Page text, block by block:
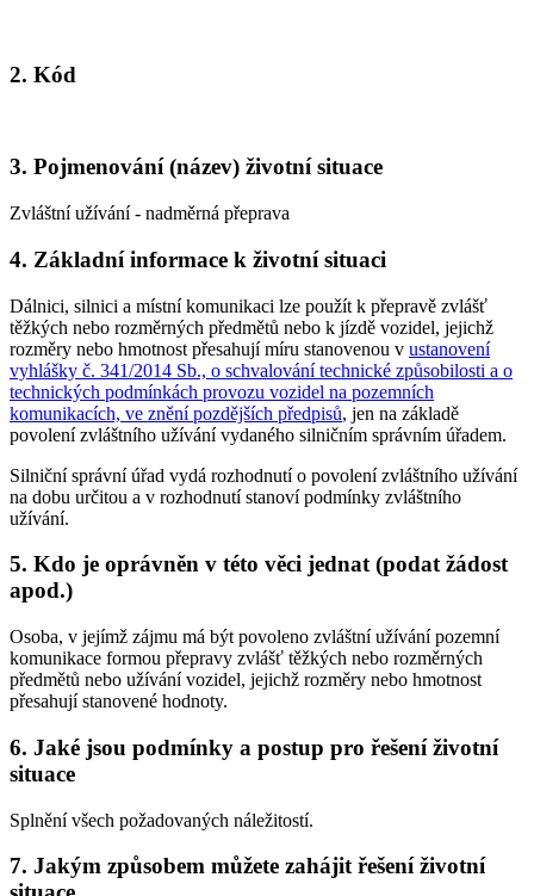
2. Kód
3. Pojmenování (název) životní situace
Zvláštní užívání - nadměrná přeprava
4. Základní informace k životní situaci
Dálnici, silnici a místní komunikaci lze použít k přepravě zvlášť
těžkých nebo rozměrných předmětů nebo k jízdě vozidel, jejichž
rozměry nebo hmotnost přesahují míru stanovenou v ustanovení
vyhlášky č. 341/2014 Sb., o schvalování technické způsobilosti a o
technických podmínkách provozu vozidel na pozemních
komunikacích, ve znění pozdějších předpisů, jen na základě
povolení zvláštního užívání vydaného silničním správním úřadem.
Silniční správní úřad vydá rozhodnutí o povolení zvláštního užívání
na dobu určitou a v rozhodnutí stanoví podmínky zvláštního
užívání.
5. Kdo je oprávněn v této věci jednat (podat žádost
apod.)
Osoba, v jejímž zájmu má být povoleno zvláštní užívání pozemní
komunikace formou přepravy zvlášť těžkých nebo rozměrných
předmětů nebo užívání vozidel, jejichž rozměry nebo hmotnost
přesahují stanovené hodnoty.
6. Jaké jsou podmínky a postup pro řešení životní
situace
Splnění všech požadovaných náležitostí.
7. Jakým způsobem můžete zahájit řešení životní